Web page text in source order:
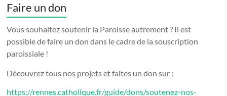
Faire un don
Vous souhaitez soutenir la Paroisse autrement ? Il est
possible de faire un don dans le cadre de la souscription
paroissiale !
Découvrez tous nos projets et faites un don sur :
https://rennes.catholique.fr/guide/dons/soutenez-nos-